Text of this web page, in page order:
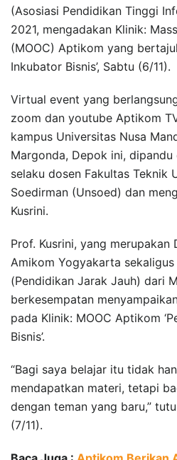
(Asosiasi Pendidikan Tinggi
2021, mengadakan Klinik:
(MOOC) Aptikom yang
Inkubator Bisnis’, Sabtu (6/11).
Virtual event yang
zoom dan youtube Aptikom
kampus Universitas Nusa
Margonda, Depok ini,
selaku dosen Fakultas Teknik
Soedirman (Unsoed) dan
Kusrini.
Prof. Kusrini, yang merupakan
Amikom Yogyakarta
(Pendidikan Jarak Jauh) dari
berkesempatan
pada Klinik: MOOC Aptikom
Bisnis’.
“Bagi saya belajar itu tidak
mendapatkan materi, tetapi
dengan teman yang baru,”
(7/11).